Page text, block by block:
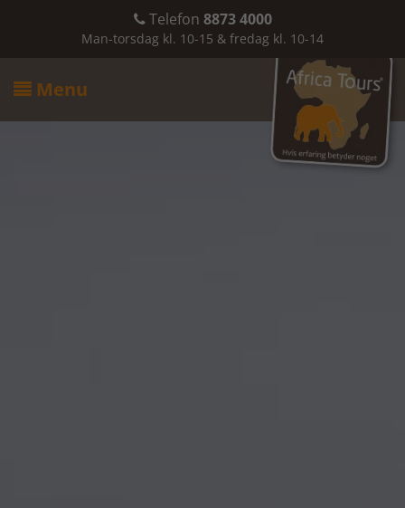
Telefon 8873 4000
Man-torsdag kl. 10-15 & fredag kl. 10-14
 Menu